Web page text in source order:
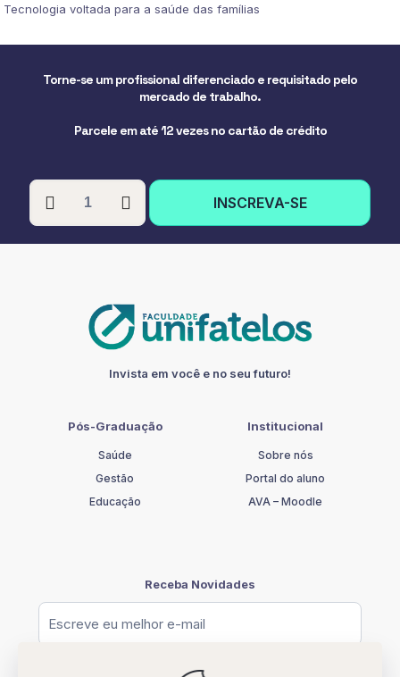
Tecnologia voltada para a saúde das famílias
Torne-se um profissional diferenciado e requisitado pelo
mercado de trabalho.
Parcele em até 12 vezes no cartão de crédito
PÓS-
GRADUAÇÃO
EM
quantidade
INSCREVA-SE
Invista em você e no seu futuro!
Pós-Graduação
Saúde
Gestão
Educação
Institucional
Sobre nós
Portal do aluno
AVA – Moodle
Receba Novidades